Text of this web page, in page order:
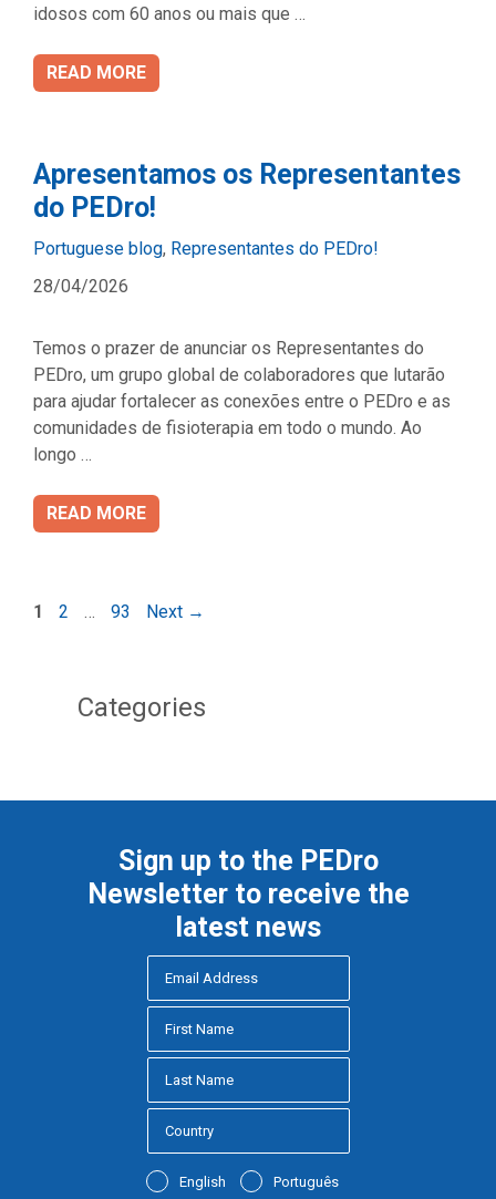
idosos com 60 anos ou mais que …
READ MORE
Apresentamos os Representantes
do PEDro!
Categories
Portuguese blog, Representantes do PEDro!
28/04/2026
Temos o prazer de anunciar os Representantes do
PEDro, um grupo global de colaboradores que lutarão
para ajudar fortalecer as conexões entre o PEDro e as
comunidades de fisioterapia em todo o mundo. Ao
longo …
READ MORE
Page
1 Page
2 … Page
93 Next →
Categories
Sign up to the PEDro
Newsletter to receive the
latest news
English Português